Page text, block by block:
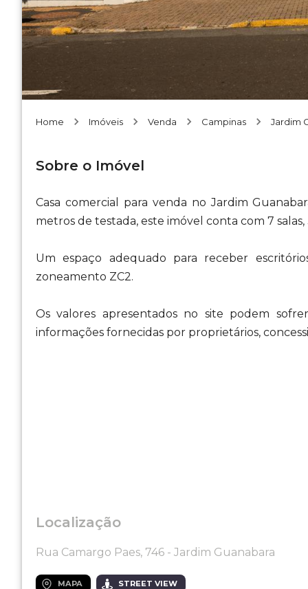
Home Imóveis Venda Campinas Jardim
Sobre o Imóvel
Casa comercial para venda no Jardim
metros de testada, este imóvel conta com 7
Um espaço adequado para receber
zoneamento ZC2.
Os valores apresentados no site podem
informações fornecidas por proprietários,
Localização
Rua Camargo Paes, 746 - Jardim Guanabara
MAPA STREET VIEW